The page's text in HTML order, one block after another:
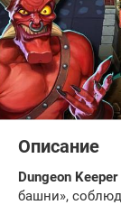
Описание
Dungeon Keeper
башни»,